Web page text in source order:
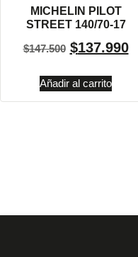
MICHELIN PILOT
STREET 140/70-17
$147.500 $137.990
Añadir al carrito